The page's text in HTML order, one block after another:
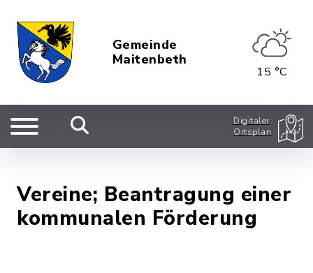
Gemeinde
Maitenbeth
15 °C
Digitaler
Ortsplan
Vereine; Beantragung einer
kommunalen Förderung